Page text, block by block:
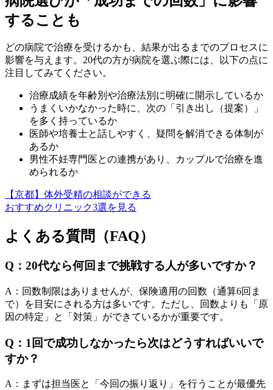
することも
どの病院で治療を受けるかも、結果が出るまでのプロセスに
影響を与えます。20代の方が病院を選ぶ際には、以下の点に
注目してみてください。
治療成績を年齢別や治療法別に明確に開示しているか
うまくいかなかった時に、次の「引き出し（提案）」
を多く持っているか
医師や培養士と話しやすく、疑問を解消できる体制が
あるか
男性不妊専門医との連携があり、カップルで治療を進
められるか
【京都】体外受精の相談ができる
おすすめクリニック3選を見る
よくある質問（FAQ）
Q：20代なら何回まで挑戦する人が多いですか？
A：回数制限はありませんが、保険適用の回数（通算6回ま
で）を目安にされる方は多いです。ただし、回数よりも「原
因の特定」と「対策」ができているかが重要です。
Q：1回で成功しなかったら次はどうすればいいで
すか？
A：まずは担当医と「今回の振り返り」を行うことが最優先